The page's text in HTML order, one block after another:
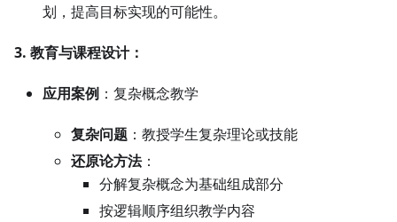
划，提高目标实现的可能性。
3. 教育与课程设计：
应用案例 ：复杂概念教学
复杂问题 ：教授学生复杂理论或技能
还原论方法：
分解复杂概念为基础组成部分
按逻辑顺序组织教学内容